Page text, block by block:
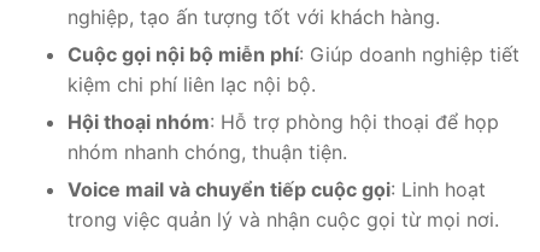
nghiệp, tạo ấn tượng tốt với khách hàng.
Cuộc gọi nội bộ miễn phí: Giúp doanh nghiệp tiết
kiệm chi phí liên lạc nội bộ.
Hội thoại nhóm: Hỗ trợ phòng hội thoại để họp
nhóm nhanh chóng, thuận tiện.
Voice mail và chuyển tiếp cuộc gọi: Linh hoạt
trong việc quản lý và nhận cuộc gọi từ mọi nơi.